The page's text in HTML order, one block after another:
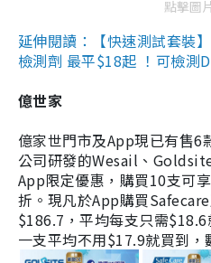
點擊圖
延伸閱讀：【快速測試套裝
檢測劑 最平$18起 ！可檢
億世家
億家世門市及App現已有售6
公司研發的Wesail、
App限定優惠，購買10支可
折。現凡於App購買
$186.7，平均每支只需
一支平均不用$17.9就買到，